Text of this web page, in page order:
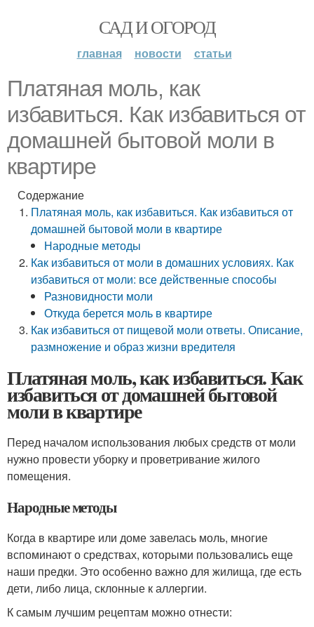
САД И ОГОРОД
главная новости статьи
Платяная моль, как
избавиться. Как избавиться от
домашней бытовой моли в
квартире
Содержание
Платяная моль, как избавиться. Как избавиться от
домашней бытовой моли в квартире
Народные методы
Как избавиться от моли в домашних условиях. Как
избавиться от моли: все действенные способы
Разновидности моли
Откуда берется моль в квартире
Как избавиться от пищевой моли ответы. Описание,
размножение и образ жизни вредителя
Платяная моль, как избавиться. Как
избавиться от домашней бытовой
моли в квартире
Перед началом использования любых средств от моли
нужно провести уборку и проветривание жилого
помещения.
Народные методы
Когда в квартире или доме завелась моль, многие
вспоминают о средствах, которыми пользовались еще
наши предки. Это особенно важно для жилища, где есть
дети, либо лица, склонные к аллергии.
К самым лучшим рецептам можно отнести: